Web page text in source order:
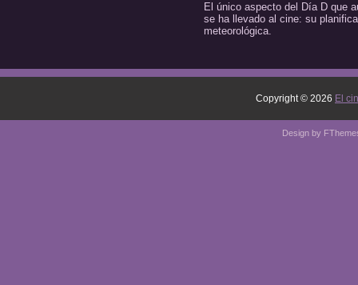
El único aspecto del Día D que
se ha llevado al cine: su
meteorológica.
Copyright © 2026 El
Design by